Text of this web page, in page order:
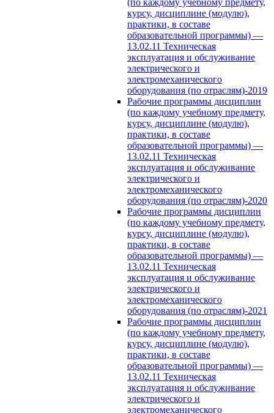
курсу, дисциплине (модулю),
практики, в составе
образовательной программы) —
13.02.11 Техническая
эксплуатация и обслуживание
электрического и
электромеханического
оборудования (по отраслям)-2019
Рабочие программы дисциплин
(по каждому учебному предмету,
курсу, дисциплине (модулю),
практики, в составе
образовательной программы) —
13.02.11 Техническая
эксплуатация и обслуживание
электрического и
электромеханического
оборудования (по отраслям)-2020
Рабочие программы дисциплин
(по каждому учебному предмету,
курсу, дисциплине (модулю),
практики, в составе
образовательной программы) —
13.02.11 Техническая
эксплуатация и обслуживание
электрического и
электромеханического
оборудования (по отраслям)-2021
Рабочие программы дисциплин
(по каждому учебному предмету,
курсу, дисциплине (модулю),
практики, в составе
образовательной программы) —
13.02.11 Техническая
эксплуатация и обслуживание
электрического и
электромеханического